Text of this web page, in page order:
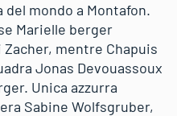
mondo a Montafon.
Marielle berger
mentre Chapuis
Jonas Devouassoux
Unica azzurra
Sabine Wolfsgruber,